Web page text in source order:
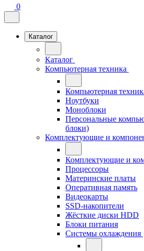
0
Каталог
Каталог
Компьютерная техника
Компьютерная
Ноутбуки
Моноблоки
Персональные
блоки)
Комплектующие и
Комплектующие и
Процессоры
Материнские платы
Оперативная память
Видеокарты
SSD-накопители
Жёсткие диски HDD
Блоки питания
Системы охлаждения